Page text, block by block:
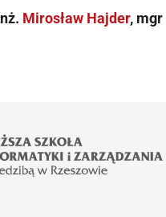
Mirosław Hajder, mgr